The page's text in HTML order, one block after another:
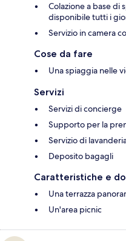
Colazione a base di
disponibile tutti i
Servizio in camera
Cose da fare
Una spiaggia nelle
Servizi
Servizi di concierge
Supporto per la
Servizio di
Deposito bagagli
Caratteristiche e
Una terrazza
Un'area picnic